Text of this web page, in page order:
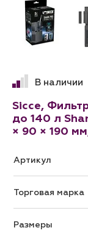
В наличии
Sicce,
до 140 л
× 90 × 190
Артикул
Торговая марка
Размеры